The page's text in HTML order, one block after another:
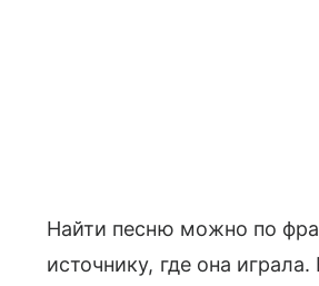
Найти песню можно по
источнику, где она